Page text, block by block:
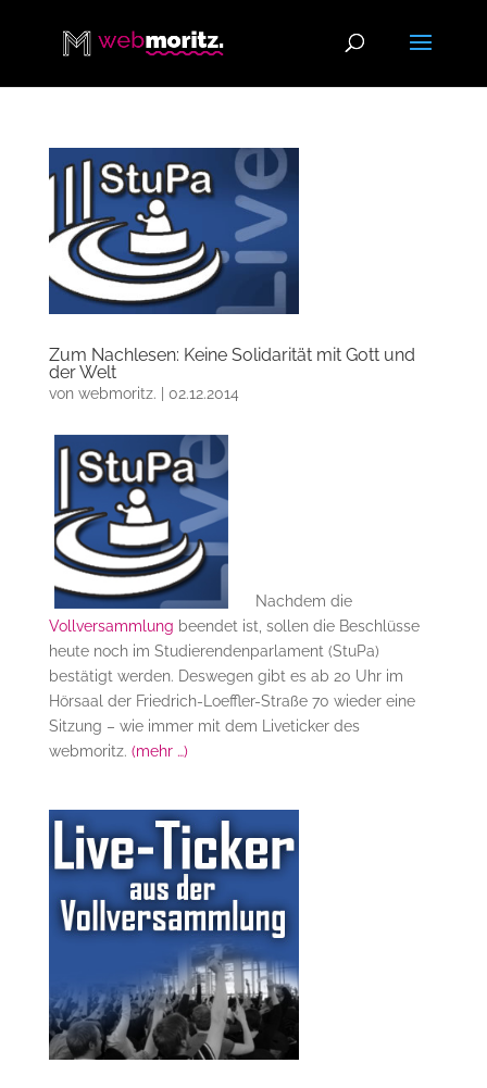
Zum Nachlesen: Keine Solidarität mit Gott und
der Welt
von webmoritz. 02.12.2014
Nachdem die
Vollversammlung beendet ist, sollen die Beschlüsse
heute noch im Studierendenparlament (StuPa)
bestätigt werden. Deswegen gibt es ab 20 Uhr im
Hörsaal der Friedrich-Loeffler-Straße 70 wieder eine
Sitzung – wie immer mit dem Liveticker des
webmoritz. (mehr …)